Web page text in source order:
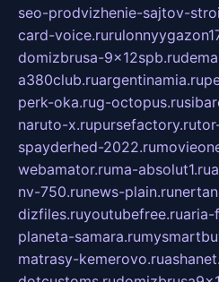
seo-prodvizhenie-sajtov-
card-voice.ru
domizbrusa-9x12spb.ru
a380club.ruargentinamia.ru
perk-oka.rug-octopus.ru
naruto-x.rupursefactory.ru
spayderhed-2022.ru
webamator.ruma-absolut1.ru
nv-750.runews-plain.ru
dizfiles.ruyoutubefree.ruaria-
planeta-samara.ru
matrasy-kemerovo.ru